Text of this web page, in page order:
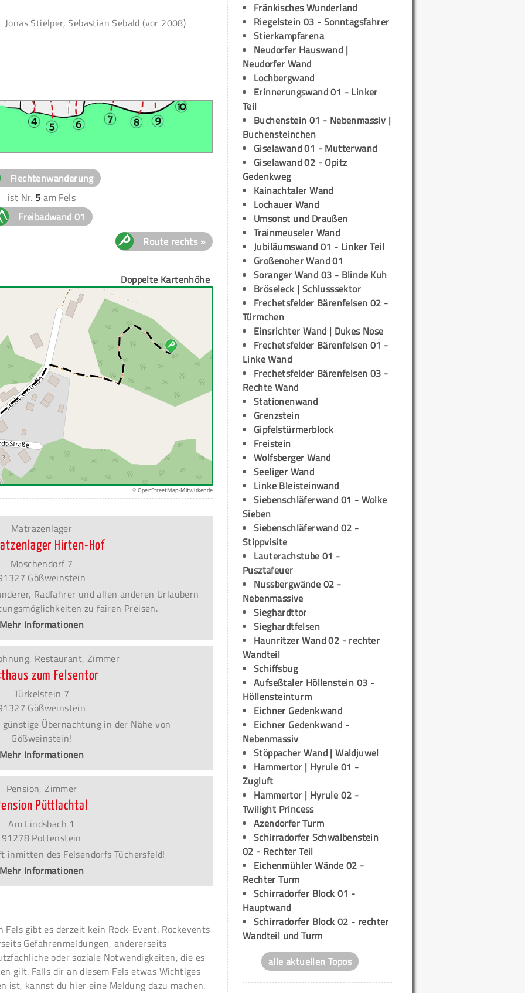
Jonas Stielper, Sebastian Sebald (vor 2008)
Flechtenwanderung
ist Nr. 5 am Fels
Freibadwand 01
Route rechts »
Doppelte Kartenhöhe
© OpenStreetMap-Mitwirkende
Matrazenlager
Hirten-Hof
Moschendorf 7
Gößweinstein
Radfahrer und allen anderen Urlaubern
zu fairen Preisen.
Informationen
Restaurant, Zimmer
zum Felsentor
Türkelstein 7
Gößweinstein
Übernachtung in der Nähe von
Gößweinstein!
Informationen
Pension, Zimmer
Püttlachtal
Am Lindsbach 1
91278 Pottenstein
inmitten des Felsendorfs Tüchersfeld!
Informationen
Fels gibt es derzeit kein Rock-Event. Rockevents
Gefahrenmeldungen, andererseits
oder soziale Notwendigkeiten, die es
gilt. Falls dir an diesem Fels etwas Wichtiges
ist, kannst du hier eine Meldung dazu machen.
Fränkisches Wunderland
Riegelstein 03 - Sonntagsfahrer
Stierkampfarena
Neudorfer Hauswand |
Neudorfer Wand
Lochbergwand
Erinnerungswand 01 - Linker
Teil
Buchenstein 01 - Nebenmassiv |
Buchensteinchen
Giselawand 01 - Mutterwand
Giselawand 02 - Opitz
Gedenkweg
Kainachtaler Wand
Lochauer Wand
Umsonst und Draußen
Trainmeuseler Wand
Jubiläumswand 01 - Linker Teil
Großenoher Wand 01
Soranger Wand 03 - Blinde Kuh
Bröseleck | Schlusssektor
Frechetsfelder Bärenfelsen 02 -
Türmchen
Einsrichter Wand | Dukes Nose
Frechetsfelder Bärenfelsen 01 -
Linke Wand
Frechetsfelder Bärenfelsen 03 -
Rechte Wand
Stationenwand
Grenzstein
Gipfelstürmerblock
Freistein
Wolfsberger Wand
Seeliger Wand
Linke Bleisteinwand
Siebenschläferwand 01 - Wolke
Sieben
Siebenschläferwand 02 -
Stippvisite
Lauterachstube 01 -
Pusztafeuer
Nussbergwände 02 -
Nebenmassive
Sieghardttor
Sieghardtfelsen
Haunritzer Wand 02 - rechter
Wandteil
Schiffsbug
Aufseßtaler Höllenstein 03 -
Höllensteinturm
Eichner Gedenkwand
Eichner Gedenkwand -
Nebenmassiv
Stöppacher Wand | Waldjuwel
Hammertor | Hyrule 01 -
Zugluft
Hammertor | Hyrule 02 -
Twilight Princess
Azendorfer Turm
Schirradorfer Schwalbenstein
02 - Rechter Teil
Eichenmühler Wände 02 -
Rechter Turm
Schirradorfer Block 01 -
Hauptwand
Schirradorfer Block 02 - rechter
Wandteil und Turm
alle aktuellen Topos